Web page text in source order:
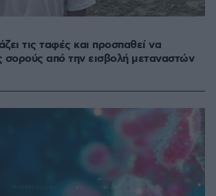
τις ταφές και προσπαθεί να
σορούς από την εισβολή μεταναστών